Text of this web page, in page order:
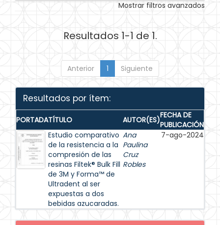
Mostrar filtros avanzados
Resultados 1-1 de 1.
Anterior 1 Siguiente
Resultados por ítem:
PORTADATÍTULO AUTOR(ES)FECHA DE
PUBLICACIÓN
Estudio comparativo
de la resistencia a la
compresión de las
resinas Filtek® Bulk Fill
de 3M y Forma™ de
Ultradent al ser
expuestas a dos
bebidas azucaradas.
Ana
Paulina
Cruz
Robles
7-ago-2024